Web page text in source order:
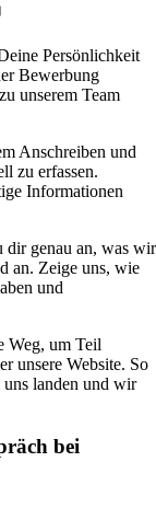
Persönlichkeit
Bewerbung
unserem Team
Anschreiben und
zu erfassen.
Informationen
dir genau an, was wir
an. Zeige uns, wie
und
Weg, um Teil
unsere Website. So
uns landen und wir
bei